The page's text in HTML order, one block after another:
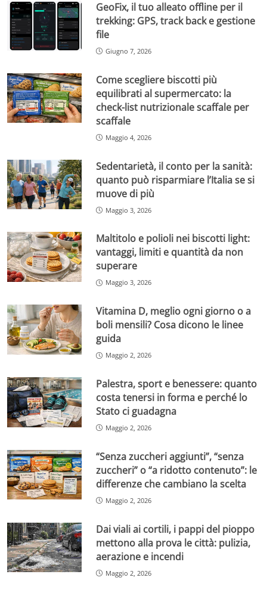
GeoFix, il tuo alleato offline per il
trekking: GPS, track back e gestione
file
Giugno 7, 2026
Come scegliere biscotti più
equilibrati al supermercato: la
check-list nutrizionale scaffale per
scaffale
Maggio 4, 2026
Sedentarietà, il conto per la sanità:
quanto può risparmiare l’Italia se si
muove di più
Maggio 3, 2026
Maltitolo e polioli nei biscotti light:
vantaggi, limiti e quantità da non
superare
Maggio 3, 2026
Vitamina D, meglio ogni giorno o a
boli mensili? Cosa dicono le linee
guida
Maggio 2, 2026
Palestra, sport e benessere: quanto
costa tenersi in forma e perché lo
Stato ci guadagna
Maggio 2, 2026
“Senza zuccheri aggiunti”, “senza
zuccheri” o “a ridotto contenuto”: le
differenze che cambiano la scelta
Maggio 2, 2026
Dai viali ai cortili, i pappi del pioppo
mettono alla prova le città: pulizia,
aerazione e incendi
Maggio 2, 2026